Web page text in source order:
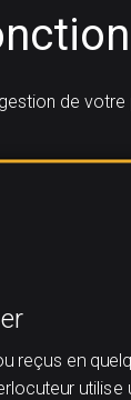
de votre
reçus en
utilise